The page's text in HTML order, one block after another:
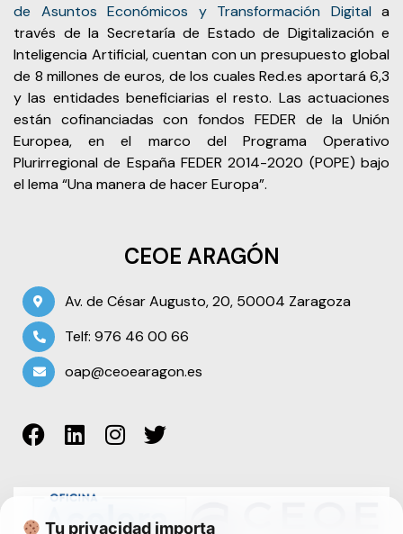
de Asuntos Económicos y Transformación Digital a
través de la Secretaría de Estado de Digitalización e
Inteligencia Artificial, cuentan con un presupuesto global
de 8 millones de euros, de los cuales Red.es aportará 6,3
y las entidades beneficiarias el resto. Las actuaciones
están cofinanciadas con fondos FEDER de la Unión
Europea, en el marco del Programa Operativo
Plurirregional de España FEDER 2014-2020 (POPE) bajo
el lema “Una manera de hacer Europa”.
CEOE ARAGÓN
Av. de César Augusto, 20, 50004 Zaragoza
Telf: 976 46 00 66
oap@ceoearagon.es
Tu privacidad importa